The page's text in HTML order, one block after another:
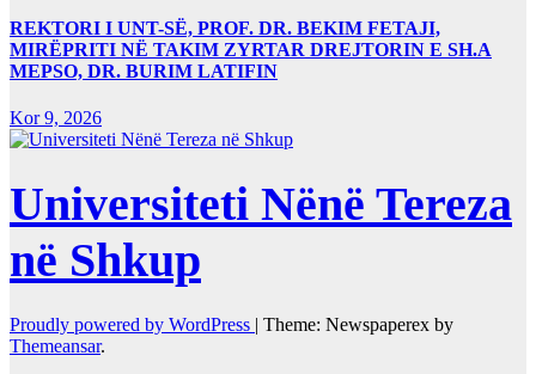
REKTORI I UNT-SË, PROF. DR. BEKIM FETAJI,
MIRËPRITI NË TAKIM ZYRTAR DREJTORIN E SH.A
MEPSO, DR. BURIM LATIFIN
Kor 9, 2026
Universiteti Nënë Tereza
në Shkup
Proudly powered by WordPress | Theme: Newspaperex by
Themeansar.